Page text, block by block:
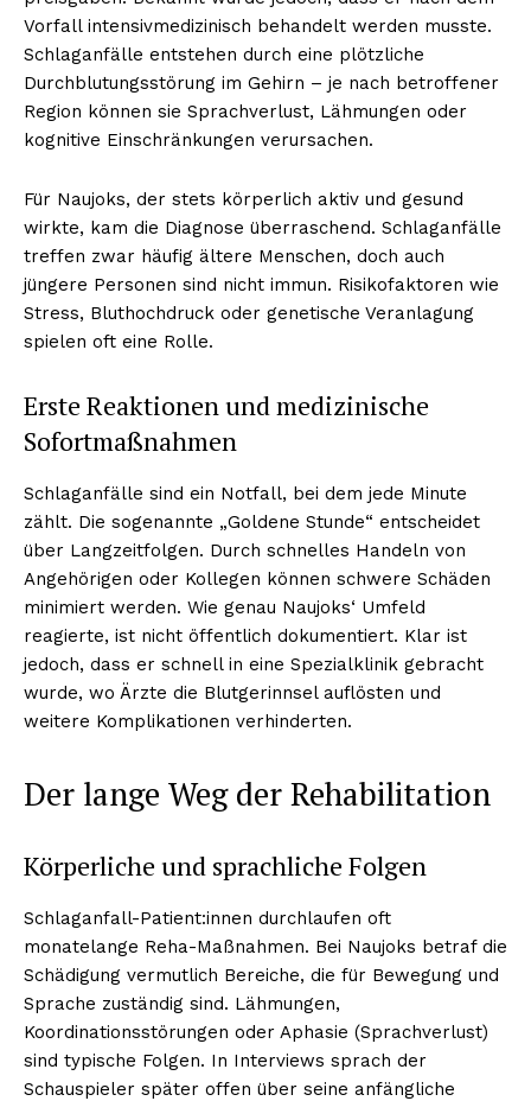
Vorfall intensivmedizinisch behandelt werden musste.
Schlaganfälle entstehen durch eine plötzliche
Durchblutungsstörung im Gehirn – je nach betroffener
Region können sie Sprachverlust, Lähmungen oder
kognitive Einschränkungen verursachen.
Für Naujoks, der stets körperlich aktiv und gesund
wirkte, kam die Diagnose überraschend. Schlaganfälle
treffen zwar häufig ältere Menschen, doch auch
jüngere Personen sind nicht immun. Risikofaktoren wie
Stress, Bluthochdruck oder genetische Veranlagung
spielen oft eine Rolle.
Erste Reaktionen und medizinische
Sofortmaßnahmen
Schlaganfälle sind ein Notfall, bei dem jede Minute
zählt. Die sogenannte „Goldene Stunde“ entscheidet
über Langzeitfolgen. Durch schnelles Handeln von
Angehörigen oder Kollegen können schwere Schäden
minimiert werden. Wie genau Naujoks‘ Umfeld
reagierte, ist nicht öffentlich dokumentiert. Klar ist
jedoch, dass er schnell in eine Spezialklinik gebracht
wurde, wo Ärzte die Blutgerinnsel auflösten und
weitere Komplikationen verhinderten.
Der lange Weg der Rehabilitation
Körperliche und sprachliche Folgen
Schlaganfall-Patient:innen durchlaufen oft
monatelange Reha-Maßnahmen. Bei Naujoks betraf die
Schädigung vermutlich Bereiche, die für Bewegung und
Sprache zuständig sind. Lähmungen,
Koordinationsstörungen oder Aphasie (Sprachverlust)
sind typische Folgen. In Interviews sprach der
Schauspieler später offen über seine anfängliche